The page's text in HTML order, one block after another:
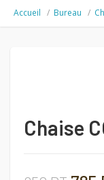
Accueil Bureau
Chaise